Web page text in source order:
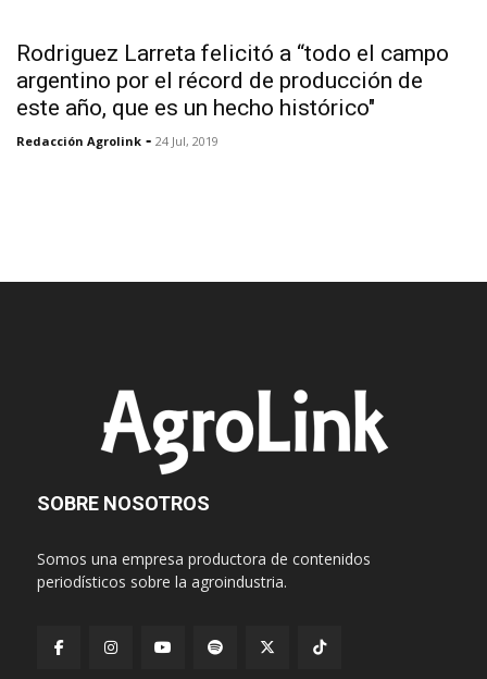
Rodriguez Larreta felicitó a “todo el campo
argentino por el récord de producción de
este año, que es un hecho histórico"
Redacción Agrolink - 24 Jul, 2019
SOBRE NOSOTROS
Somos una empresa productora de contenidos
periodísticos sobre la agroindustria.